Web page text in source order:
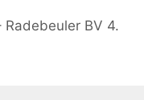
Radebeuler BV 4.